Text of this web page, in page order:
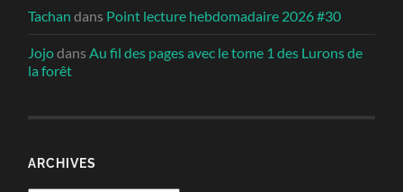
Tachan dans Point lecture hebdomadaire 2026 #30
JojodansAu fil des pages avec le tome 1 des Lurons de
la forêt
ARCHIVES